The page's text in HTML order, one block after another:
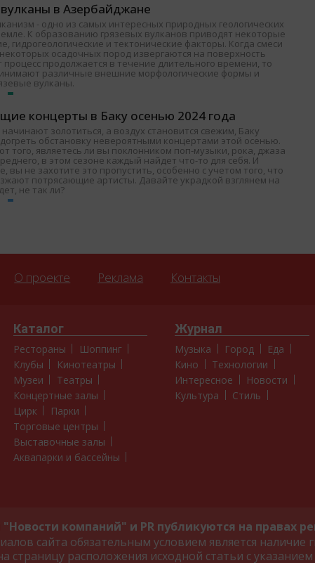
в Азербайджане
- одно из самых интересных природных геологических
К образованию грязевых вулканов приводят некоторые
гидрогеологические и тектонические факторы. Когда смеси
осадочных пород извергаются на поверхность
процесс продолжается в течение длительного времени, то
различные внешние морфологические формы и
вулканы.
концерты в Баку осенью 2024 года
начинают золотиться, а воздух становится свежим, Баку
обстановку невероятными концертами этой осенью.
того, являетесь ли вы поклонником поп-музыки, рока, джаза
в этом сезоне каждый найдет что-то для себя. И
вы не захотите это пропустить, особенно с учетом того, что
потрясающие артисты. Давайте украдкой взглянем на
не так ли?
О проекте Реклама Контакты
Каталог
Рестораны
Шоппинг
Клубы
Кинотеатры
Музеи
Театры
Концертные залы
Цирк
Парки
Торговые центры
Выставочные залы
Аквапарки и бассейны
Журнал
Музыка Город
Еда
Кино
Технологии
Интересное
Новости
Культура
Стиль
компаний" и PR публикуются на правах
сайта обязательным условием является наличие
страницу расположения исходной статьи с